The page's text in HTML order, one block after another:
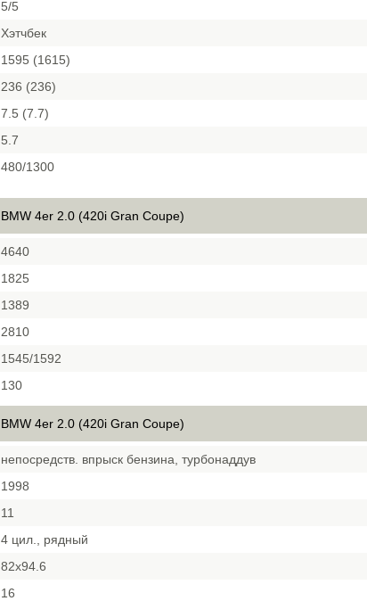
5/5
Хэтчбек
1595 (1615)
236 (236)
7.5 (7.7)
5.7
480/1300
BMW 4er 2.0 (420i Gran Coupe)
4640
1825
1389
2810
1545/1592
130
BMW 4er 2.0 (420i Gran Coupe)
непосредств. впрыск бензина, турбонаддув
1998
11
4 цил., рядный
82x94.6
16